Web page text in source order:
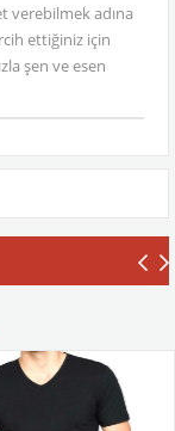
verebilmek adına
ettiğiniz için
şen ve esen